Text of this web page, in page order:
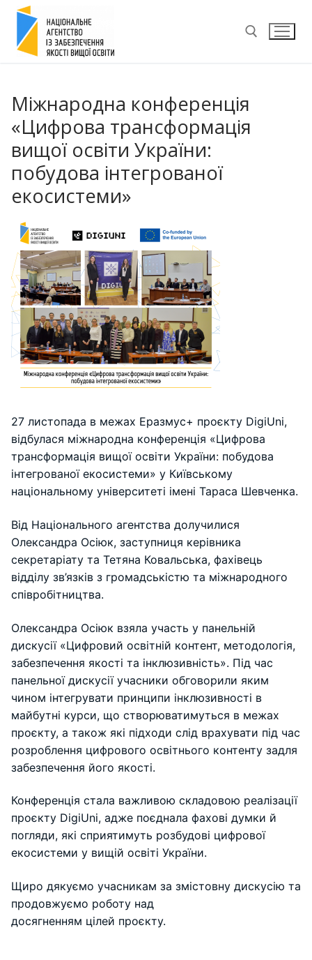
Перейти
вмісту
Міжнародна конференція
«Цифрова трансформація
вищої освіти України:
побудова інтегрованої
екосистеми»
27 листопада в межах Еразмус+ проєкту DigiUni,
відбулася міжнародна конференція «Цифрова
трансформація вищої освіти України: побудова
інтегрованої екосистеми» у Київському
національному університеті імені Тараса Шевченка.
Від Національного агентства долучилися
Олександра Осіюк, заступниця керівника
секретаріату та Тетяна Ковальська, фахівець
відділу зв’язків з громадськістю та міжнародного
співробітництва.
Олександра Осіюк взяла участь у панельній
дискусії «Цифровий освітній контент, методологія,
забезпечення якості та інклюзивність». Під час
панельної дискусії учасники обговорили яким
чином інтегрувати принципи інклюзивності в
майбутні курси, що створюватимуться в межах
проєкту, а також які підходи слід врахувати під час
розроблення цифрового освітнього контенту задля
забезпечення його якості.
Конференція стала важливою складовою реалізації
проєкту DigiUni, адже поєднала фахові думки й
погляди, які сприятимуть розбудові цифрової
екосистеми у вищій освіті України.
Щиро дякуємо учасникам за змістовну дискусію та
продовжуємо роботу над
досягненням цілей проєкту.